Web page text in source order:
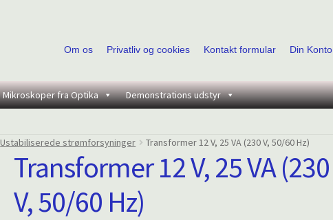
Om os Privatliv og cookies Kontakt formular Din Konto
Mikroskoper fra Optika Demonstrations udstyr
Ustabiliserede strømforsyninger Transformer 12 V, 25 VA (230 V, 50/60 Hz)
Transformer 12 V, 25 VA (230
V, 50/60 Hz)